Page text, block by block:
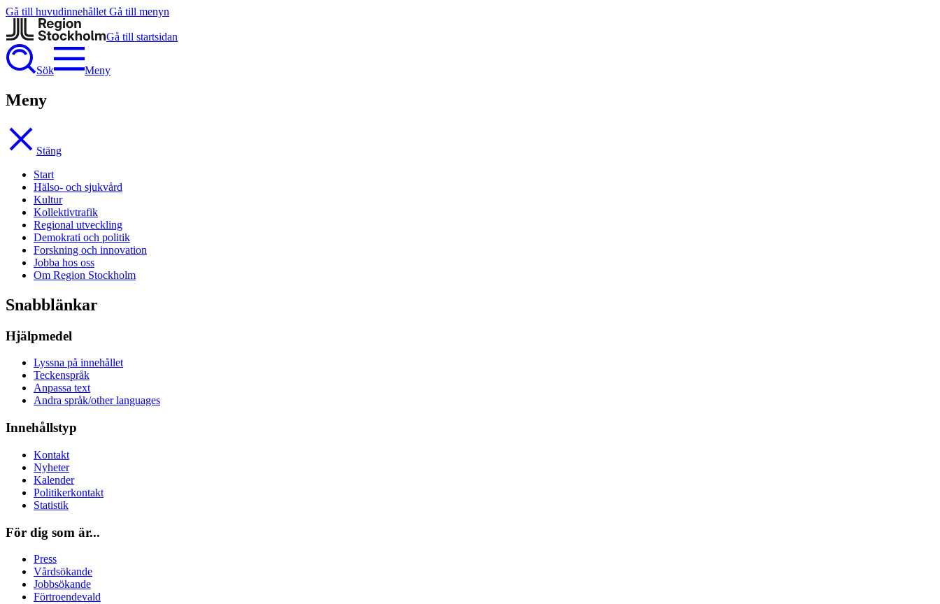
Gå till huvudinnehållet Gå till menyn
Gå till startsidan
Sök Meny
Meny
Stäng
Start
Hälso- och sjukvård
Kultur
Kollektivtrafik
Regional utveckling
Demokrati och politik
Forskning och innovation
Jobba hos oss
Om Region Stockholm
Snabblänkar
Hjälpmedel
Lyssna på innehållet
Teckenspråk
Anpassa text
Andra språk/other languages
Innehållstyp
Kontakt
Nyheter
Kalender
Politikerkontakt
Statistik
För dig som är...
Press
Vårdsökande
Jobbsökande
Förtroendevald